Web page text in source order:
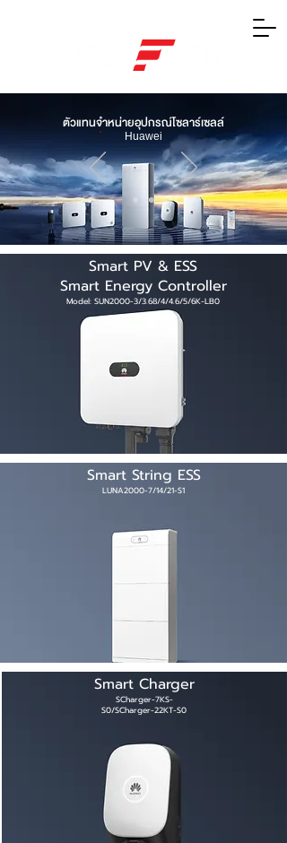
ตัวแทนจำหน่ายอุปกรณ์โซลาร์เซลล์
Huawei
Smart PV & ESS
Smart Energy Controller
Model: SUN2000-3/3.68/4/4.6/5/6K-LB0
Smart String ESS
LUNA2000-7/14/21-S1
Smart Charger
SCharger-7KS-
S0/SCharger-22KT-S0